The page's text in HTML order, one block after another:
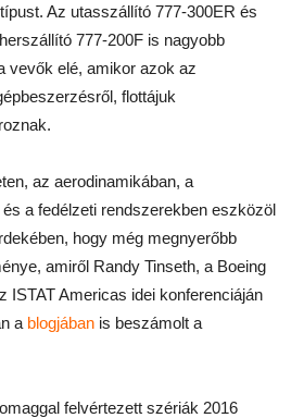
Az utasszállító 777-300ER és
777-200F is nagyobb
vevők elé, amikor azok az
flottájuk
az aerodinamikában, a
a fedélzeti rendszerekben eszközöl
hogy még megnyerőbb
amiről Randy Tinseth, a Boeing
ISTAT Americas idei konferenciáján
a blogjában is beszámolt a
felvértezett szériák 2016